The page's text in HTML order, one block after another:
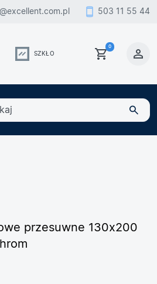
503 11 55 44
SZKŁO
0
przesuwne 130x200